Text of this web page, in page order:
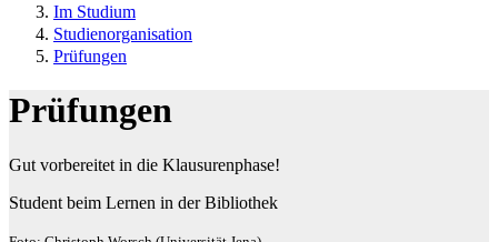
Im Studium
Studienorganisation
Prüfungen
Prüfungen
Gut vorbereitet in die Klausurenphase!
Student beim Lernen in der Bibliothek